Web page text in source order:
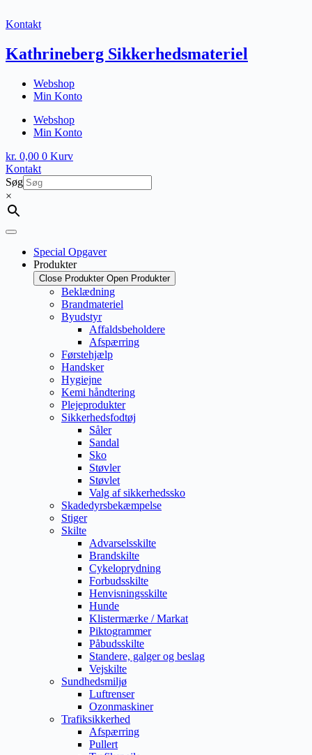
til
Kontakt
Kathrineberg Sikkerhedsmateriel
Webshop
Min Konto
Webshop
Min Konto
kr. 0,00 0 Kurv
Kontakt
Søg
×
Special Opgaver
Produkter
Close Produkter Open Produkter
Beklædning
Brandmateriel
Byudstyr
Affaldsbeholdere
Afspærring
Førstehjælp
Handsker
Hygiejne
Kemi håndtering
Plejeprodukter
Sikkerhedsfodtøj
Såler
Sandal
Sko
Støvler
Støvlet
Valg af sikkerhedssko
Skadedyrsbekæmpelse
Stiger
Skilte
Advarselsskilte
Brandskilte
Cykeloprydning
Forbudsskilte
Henvisningsskilte
Hunde
Klistermærke / Markat
Piktogrammer
Påbudsskilte
Standere, galger og beslag
Vejskilte
Sundhedsmiljø
Luftrenser
Ozonmaskiner
Trafiksikkerhed
Afspærring
Pullert